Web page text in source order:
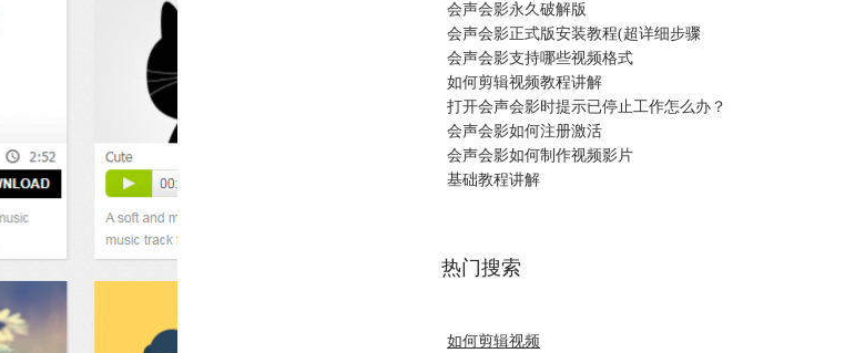
会声会影永久破解版
会声会影正式版安装教程(超详细步骤
会声会影支持哪些视频格式
如何剪辑视频教程讲解
打开会声会影时提示已停止工作怎么办？
会声会影如何注册激活
会声会影如何制作视频影片
基础教程讲解
热门搜索
如何剪辑视频